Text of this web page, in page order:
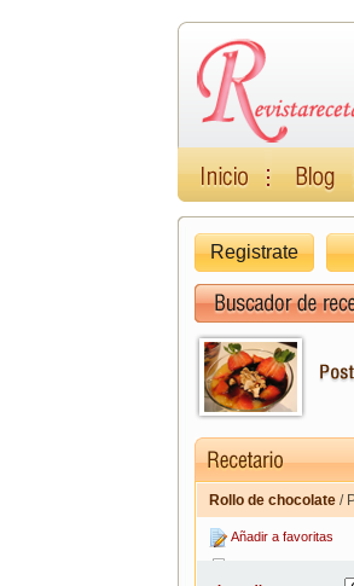
Registrate
Rollo de chocolate /
Añadir a favoritas